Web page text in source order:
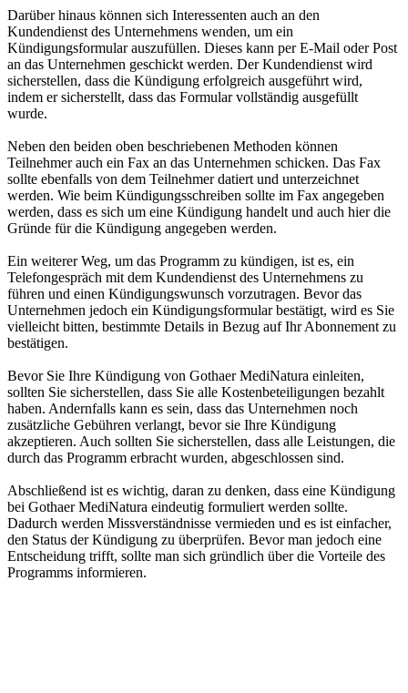
Darüber hinaus können sich Interessenten auch an den
Kundendienst des Unternehmens wenden, um ein
Kündigungsformular auszufüllen. Dieses kann per E-Mail oder Post
an das Unternehmen geschickt werden. Der Kundendienst wird
sicherstellen, dass die Kündigung erfolgreich ausgeführt wird,
indem er sicherstellt, dass das Formular vollständig ausgefüllt
wurde.
Neben den beiden oben beschriebenen Methoden können
Teilnehmer auch ein Fax an das Unternehmen schicken. Das Fax
sollte ebenfalls von dem Teilnehmer datiert und unterzeichnet
werden. Wie beim Kündigungsschreiben sollte im Fax angegeben
werden, dass es sich um eine Kündigung handelt und auch hier die
Gründe für die Kündigung angegeben werden.
Ein weiterer Weg, um das Programm zu kündigen, ist es, ein
Telefongespräch mit dem Kundendienst des Unternehmens zu
führen und einen Kündigungswunsch vorzutragen. Bevor das
Unternehmen jedoch ein Kündigungsformular bestätigt, wird es Sie
vielleicht bitten, bestimmte Details in Bezug auf Ihr Abonnement zu
bestätigen.
Bevor Sie Ihre Kündigung von Gothaer MediNatura einleiten,
sollten Sie sicherstellen, dass Sie alle Kostenbeteiligungen bezahlt
haben. Andernfalls kann es sein, dass das Unternehmen noch
zusätzliche Gebühren verlangt, bevor sie Ihre Kündigung
akzeptieren. Auch sollten Sie sicherstellen, dass alle Leistungen, die
durch das Programm erbracht wurden, abgeschlossen sind.
Abschließend ist es wichtig, daran zu denken, dass eine Kündigung
bei Gothaer MediNatura eindeutig formuliert werden sollte.
Dadurch werden Missverständnisse vermieden und es ist einfacher,
den Status der Kündigung zu überprüfen. Bevor man jedoch eine
Entscheidung trifft, sollte man sich gründlich über die Vorteile des
Programms informieren.